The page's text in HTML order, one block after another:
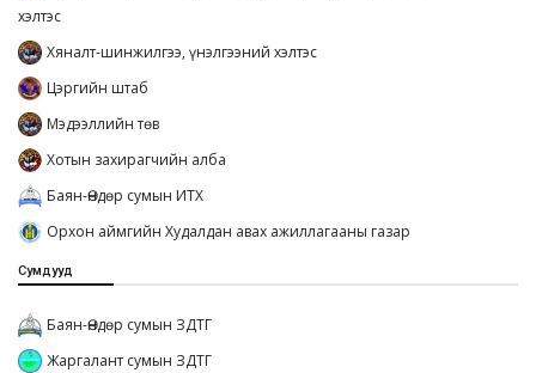
хэлтэс
Хяналт-шинжилгээ, үнэлгээний хэлтэс
Цэргийн штаб
Мэдээллийн төв
Хотын захирагчийн алба
Баян-Өндөр сумын ИТХ
Орхон аймгийн Худалдан авах ажиллагааны газар
Сумдууд
Баян-Өндөр сумын ЗДТГ
Жаргалант сумын ЗДТГ